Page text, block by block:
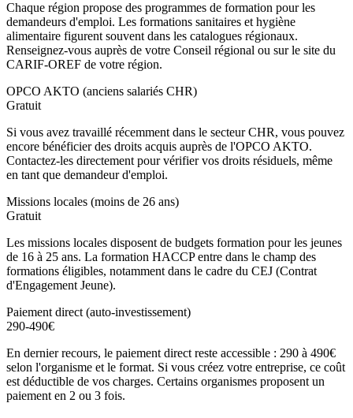
Chaque région propose des programmes de formation pour les
demandeurs d'emploi. Les formations sanitaires et hygiène
alimentaire figurent souvent dans les catalogues régionaux.
Renseignez-vous auprès de votre Conseil régional ou sur le site du
CARIF-OREF de votre région.
OPCO AKTO (anciens salariés CHR)
Gratuit
Si vous avez travaillé récemment dans le secteur CHR, vous pouvez
encore bénéficier des droits acquis auprès de l'OPCO AKTO.
Contactez-les directement pour vérifier vos droits résiduels, même
en tant que demandeur d'emploi.
Missions locales (moins de 26 ans)
Gratuit
Les missions locales disposent de budgets formation pour les jeunes
de 16 à 25 ans. La formation HACCP entre dans le champ des
formations éligibles, notamment dans le cadre du CEJ (Contrat
d'Engagement Jeune).
Paiement direct (auto-investissement)
290-490€
En dernier recours, le paiement direct reste accessible : 290 à 490€
selon l'organisme et le format. Si vous créez votre entreprise, ce coût
est déductible de vos charges. Certains organismes proposent un
paiement en 2 ou 3 fois.